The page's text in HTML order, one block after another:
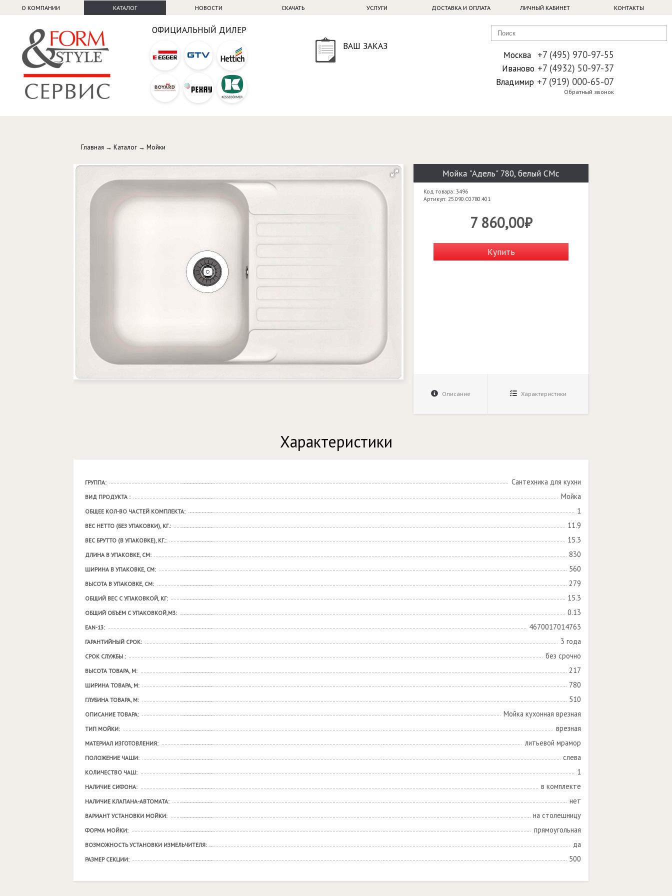
О КОМПАНИИ КАТАЛОГ НОВОСТИ СКАЧАТЬ УСЛУГИ ДОСТАВКА И ОПЛАТА ЛИЧНЫЙ КАБИНЕТ КОНТАКТЫ
ОФИЦИАЛЬНЫЙ ДИЛЕР
ВАШ ЗАКАЗ
Москва +7 (495) 970-97-55
Иваново +7 (4932) 50-97-37
Владимир +7 (919) 000-65-07
Обратный звонок
Главная → Каталог → Мойки
Мойка "Адель" 780, белый СМс
Код товара: 3496
Артикул: 25.090.C0780.401
7 860,00₽
Купить
Описание Характеристики
Характеристики
ГРУППА: Сантехника для кухни
ВИД ПРОДУКТА : Мойка
ОБЩЕЕ КОЛ-ВО ЧАСТЕЙ КОМПЛЕКТА: 1
ВЕС НЕТТО (БЕЗ УПАКОВКИ), КГ.: 11.9
ВЕС БРУТТО (В УПАКОВКЕ), КГ.: 15.3
ДЛИНА В УПАКОВКЕ, СМ: 830
ШИРИНА В УПАКОВКЕ, СМ: 560
ВЫСОТА В УПАКОВКЕ, СМ: 279
ОБЩИЙ ВЕС С УПАКОВКОЙ, КГ: 15.3
ОБЩИЙ ОБЪЕМ С УПАКОВКОЙ,М3: 0.13
EAN-13: 4670017014763
ГАРАНТИЙНЫЙ СРОК: 3 года
СРОК СЛУЖБЫ : без срочно
ВЫСОТА ТОВАРА, М: 217
ШИРИНА ТОВАРА, М: 780
ГЛУБИНА ТОВАРА, М: 510
ОПИСАНИЕ ТОВАРА: Мойка кухонная врезная
ТИП МОЙКИ: врезная
МАТЕРИАЛ ИЗГОТОВЛЕНИЯ: литьевой мрамор
ПОЛОЖЕНИЕ ЧАШИ: слева
КОЛИЧЕСТВО ЧАШ: 1
НАЛИЧИЕ СИФОНА: в комплекте
НАЛИЧИЕ КЛАПАНА-АВТОМАТА: нет
ВАРИАНТ УСТАНОВКИ МОЙКИ: на столешницу
ФОРМА МОЙКИ: прямоугольная
ВОЗМОЖНОСТЬ УСТАНОВКИ ИЗМЕЛЬЧИТЕЛЯ: да
РАЗМЕР СЕКЦИИ: 500